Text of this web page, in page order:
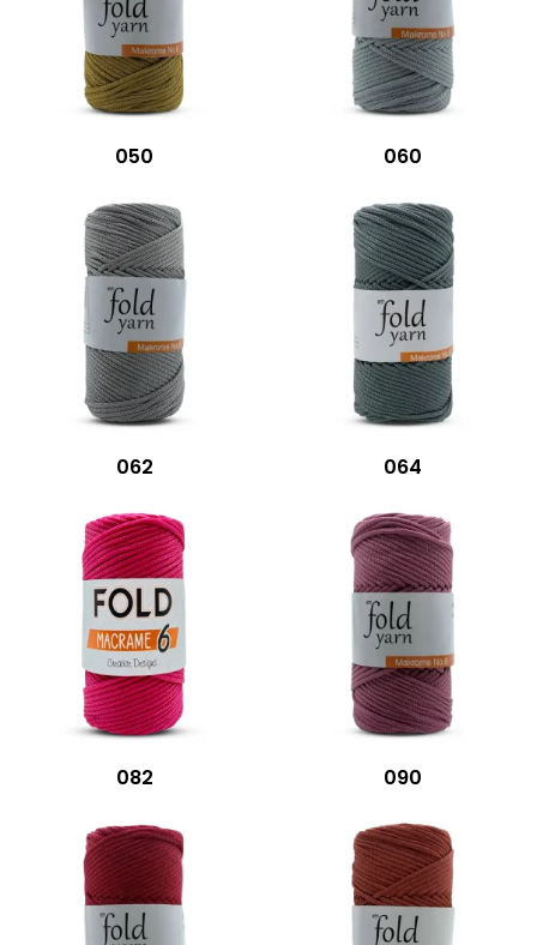
050 060
062 064
082 090